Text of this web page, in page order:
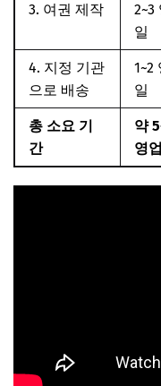
3. 여권 제작
2~3
일
4. 지정 기관
으로 배송
1~2
일
총 소요 기
간
약
영